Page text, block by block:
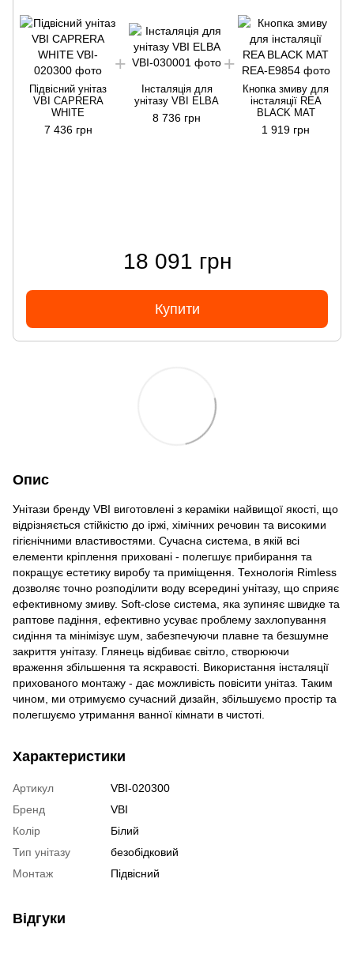
Підвісний унітаз
VBI CAPRERA
WHITE
7 436 грн
Інсталяція для
унітазу VBI ELBA
8 736 грн
Кнопка змиву для
інсталяції REA
BLACK MAT
1 919 грн
18 091 грн
Купити
Опис
Унітази бренду VBI виготовлені з кераміки найвищої якості, що
відрізняється стійкістю до іржі, хімічних речовин та високими
гігієнічними властивостями. Сучасна система, в якій всі
елементи кріплення приховані - полегшує прибирання та
покращує естетику виробу та приміщення. Технологія Rimless
дозволяє точно розподілити воду всередині унітазу, що сприяє
ефективному змиву. Soft-close система, яка зупиняє швидке та
раптове падіння, ефективно усуває проблему захлопування
сидіння та мінімізує шум, забезпечуючи плавне та безшумне
закриття унітазу. Глянець відбиває світло, створюючи
враження збільшення та яскравості. Використання інсталяції
прихованого монтажу - дає можливість повісити унітаз. Таким
чином, ми отримуємо сучасний дизайн, збільшуємо простір та
полегшуємо утримання ванної кімнати в чистоті.
Характеристики
Артикул
VBI-020300
Бренд
VBI
Колір
Білий
Тип унітазу
безобідковий
Монтаж
Підвісний
Відгуки